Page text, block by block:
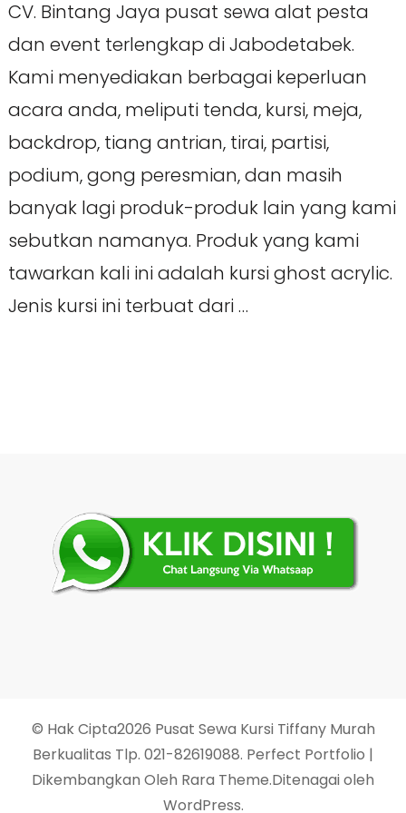
CV. Bintang Jaya pusat sewa alat pesta
dan event terlengkap di Jabodetabek.
Kami menyediakan berbagai keperluan
acara anda, meliputi tenda, kursi, meja,
backdrop, tiang antrian, tirai, partisi,
podium, gong peresmian, dan masih
banyak lagi produk-produk lain yang kami
sebutkan namanya. Produk yang kami
tawarkan kali ini adalah kursi ghost acrylic.
Jenis kursi ini terbuat dari …
© Hak Cipta2026 Pusat Sewa Kursi Tiffany Murah
Berkualitas Tlp. 021-82619088. Perfect Portfolio |
Dikembangkan Oleh Rara Theme.Ditenagai oleh
WordPress.